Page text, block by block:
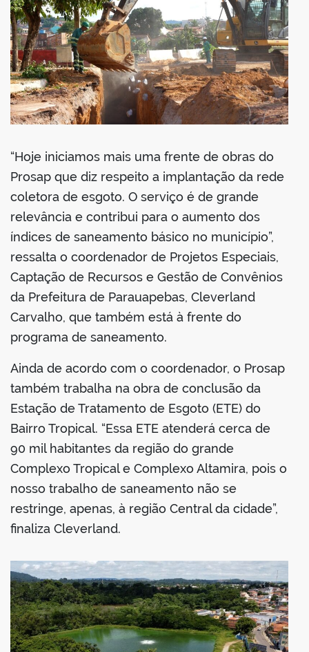
“Hoje iniciamos mais uma frente de obras do
Prosap que diz respeito a implantação da rede
coletora de esgoto. O serviço é de grande
relevância e contribui para o aumento dos
índices de saneamento básico no município”,
ressalta o coordenador de Projetos Especiais,
Captação de Recursos e Gestão de Convênios
da Prefeitura de Parauapebas, Cleverland
Carvalho, que também está à frente do
programa de saneamento.
Ainda de acordo com o coordenador, o Prosap
também trabalha na obra de conclusão da
Estação de Tratamento de Esgoto (ETE) do
Bairro Tropical. “Essa ETE atenderá cerca de
90 mil habitantes da região do grande
Complexo Tropical e Complexo Altamira, pois o
nosso trabalho de saneamento não se
restringe, apenas, à região Central da cidade”,
finaliza Cleverland.